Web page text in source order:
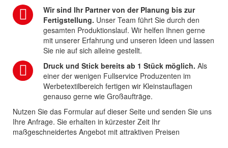
Wir sind Ihr Partner von der Planung bis zur
Fertigstellung. Unser Team führt Sie durch den
gesamten Produktionslauf. Wir helfen Ihnen gerne
mit unserer Erfahrung und unseren Ideen und lassen
Sie nie auf sich alleine gestellt.
Druck und Stick bereits ab 1 Stück möglich. Als
einer der wenigen Fullservice Produzenten im
Werbetextilbereich fertigen wir Kleinstauflagen
genauso gerne wie Großaufträge.
Nutzen Sie das Formular auf dieser Seite und senden Sie uns
Ihre Anfrage. Sie erhalten in kürzester Zeit Ihr
maßgeschneidertes Angebot mit attraktiven Preisen